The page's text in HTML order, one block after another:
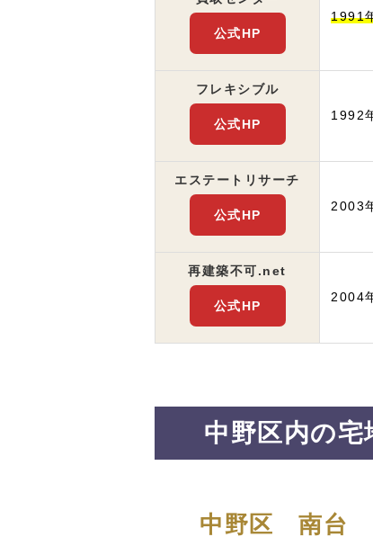
公式HP
1991
フレキシブル
公式HP
1992
エステート リサーチ
公式HP
2003
再建築不可.net
公式HP
2004
中野区内の宅
中野区 南台